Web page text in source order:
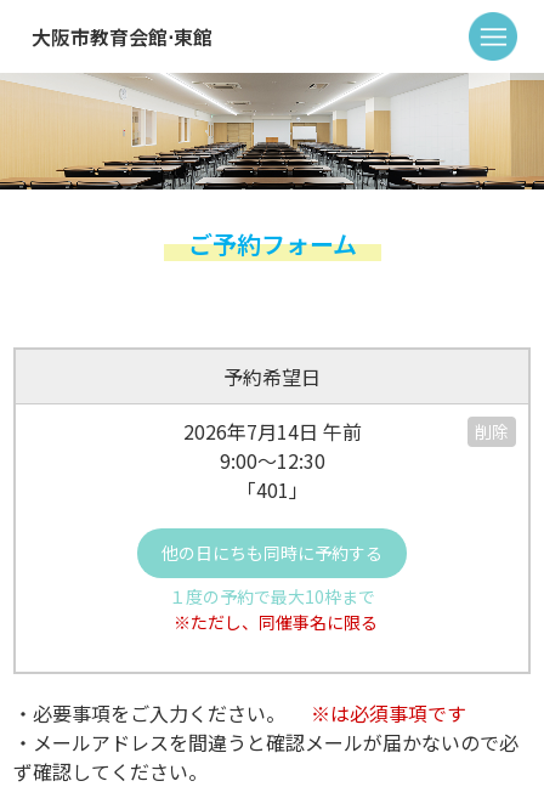
大阪市教育会館⋅東館
ご予約フォーム
予約希望日
2026年7月14日 午前
9:00～12:30
「401」
削除
他の日にちも同時に予約する
１度の予約で最大10枠まで
※ただし、同催事名に限る
・必要事項をご入力ください。
※は必須事項です
・メールアドレスを間違うと確認メールが届かないので必
ず確認してください。